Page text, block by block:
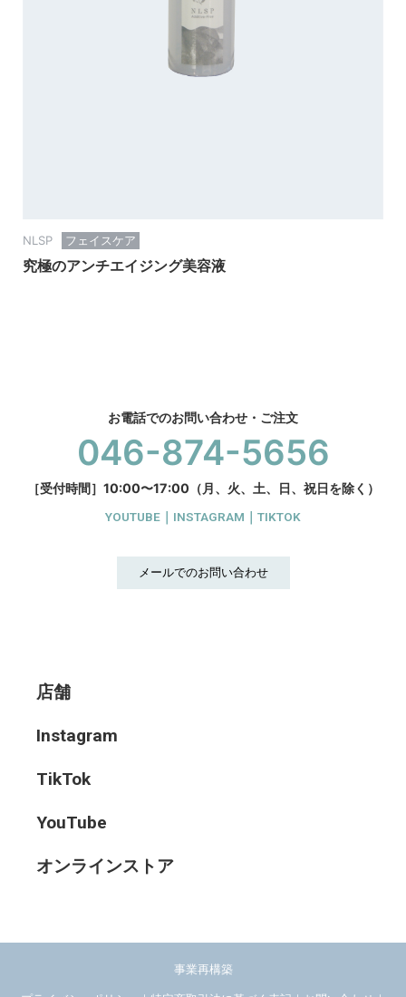
NLSP フェイスケア
究極のアンチエイジング美容液
お電話でのお問い合わせ・ご注文
046-874-5656
［受付時間］10:00〜17:00（月、火、土、日、祝日を除く）
YOUTUBE ｜ INSTAGRAM ｜ TIKTOK
メールでのお問い合わせ
店舗
Instagram
TikTok
YouTube
オンラインストア
事業再構築